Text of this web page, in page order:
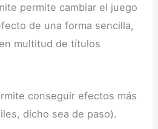
permite cambiar el juego
de una forma sencilla,
multitud de títulos
conseguir efectos más
dicho sea de paso).